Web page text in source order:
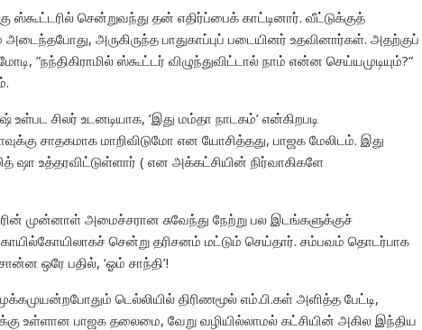
சென்றுவந்து தன் எதிர்ப்பைக் காட்டினார். வீட்டுக்குத்
அருகிருந்த பாதுகாப்புப் படையினர் உதவினார்கள். அதற்குப்
”நந்திகிராமில் ஸ்கூட்டர் விழுந்துவிட்டால் நாம் என்ன செய்யமுடியும்?”
சிலர் உடனடியாக, ’இது மம்தா நாடகம்’ என்கிறபடி
சாதகமாக மாறிவிடுமோ என யோசித்தது, பாஜக மேலிடம். இது
ஷா உத்தரவிட்டுள்ளார் ( என அக்கட்சியின் நிர்வாகிகளே
முன்னாள் அமைச்சரான சுவேந்து நேற்று பல இடங்களுக்குச்
சென்று தரிசனம் மட்டும் செய்தார். சம்பவம் தொடர்பாக
ஒரே பதில், ‘ஓம் சாந்தி’!
டெல்லியில் திரிணமூல் எம்.பி.கள் அளித்த பேட்டி,
உள்ளான பாஜக தலைமை, வேறு வழியில்லாமல் கட்சியின் அகில இந்திய